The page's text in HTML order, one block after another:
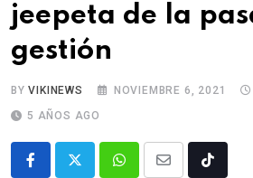
jeepeta de la
gestión
BYVIKINEWS NOVIEMBRE 6, 2021
5 AÑOS AGO